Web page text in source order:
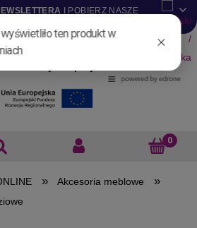
I POBIERZ NASZE
Blog
» Akcesoria meblowe »